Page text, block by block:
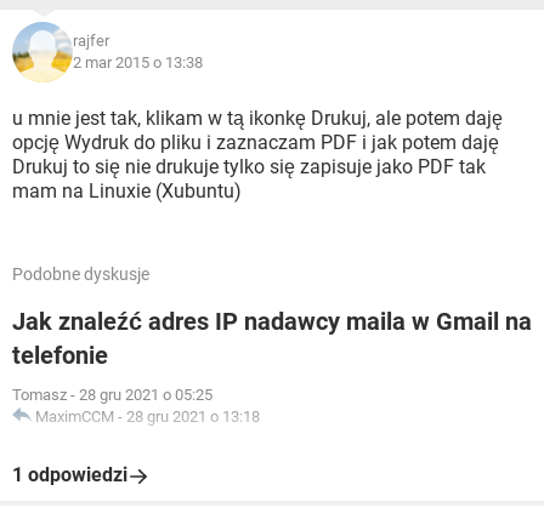
rajfer
2 mar 2015 o 13:38
u mnie jest tak, klikam w tą ikonkę Drukuj, ale potem daję
opcję Wydruk do pliku i zaznaczam PDF i jak potem daję
Drukuj to się nie drukuje tylko się zapisuje jako PDF tak
mam na Linuxie (Xubuntu)
Podobne dyskusje
Jak znaleźć adres IP nadawcy maila w Gmail na
telefonie
Tomasz - 28 gru 2021 o 05:25
MaximCCM - 28 gru 2021 o 13:18
1 odpowiedzi